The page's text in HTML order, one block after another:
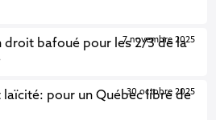
droit bafoué pour les 2/3 de la
7 novembre 2025
pour un Québec libre de
30 octobre 2025